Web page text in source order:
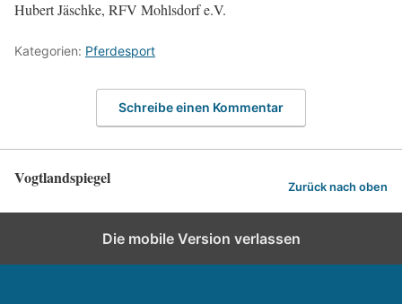
Hubert Jäschke, RFV Mohlsdorf e.V.
Kategorien: Pferdesport
Schreibe einen Kommentar
Vogtlandspiegel Zurück nach oben
Die mobile Version verlassen